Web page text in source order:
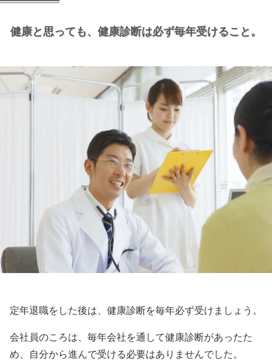
健康と思っても、 健康診断は必ず毎年受けること。
定年退職をした後は、健康診断を毎年必ず受けましょう。
会社員のころは、毎年会社を通して健康診断があったた
め、自分から進んで受ける必要はありませんでした。